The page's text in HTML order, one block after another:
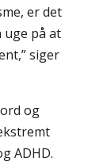
er det
uge på at
siger
og
ADHD.